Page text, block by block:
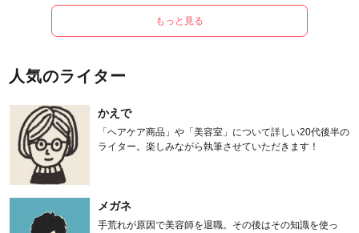
もっと見る
人気のライター
かえで
「ヘアケア商品」や「美容室」について詳しい20代後半の
ライター。楽しみながら執筆させていただきます！
メガネ
手荒れが原因で美容師を退職。その後はその知識を使っ